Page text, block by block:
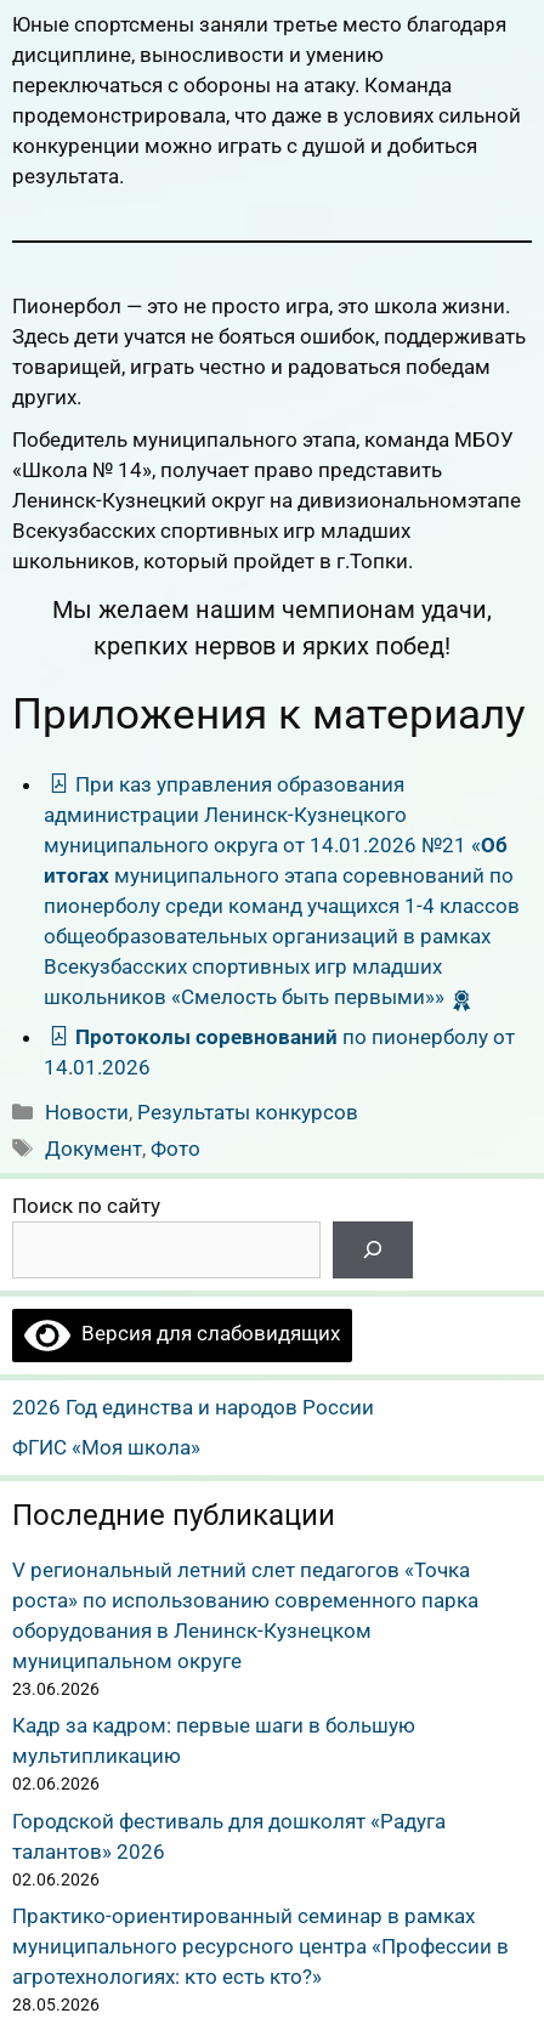
Юные спортсмены заняли третье место благодаря
дисциплине, выносливости и умению
переключаться с обороны на атаку. Команда
продемонстрировала, что даже в условиях сильной
конкуренции можно играть с душой и добиться
результата.
Пионербол — это не просто игра, это школа жизни.
Здесь дети учатся не бояться ошибок, поддерживать
товарищей, играть честно и радоваться победам
других.
Победитель муниципального этапа, команда МБОУ
«Школа № 14», получает право представить
Ленинск-Кузнецкий округ на дивизиональномэтапе
Всекузбасских спортивных игр младших
школьников, который пройдет в г.Топки.
Мы желаем нашим чемпионам удачи,
крепких нервов и ярких побед!
Приложения к материалу
При каз управления образования
администрации Ленинск-Кузнецкого
муниципального округа от 14.01.2026 №21 «Об
итогахмуниципального этапа соревнований по
пионерболу среди команд учащихся 1-4 классов
общеобразовательных организаций в рамках
Всекузбасских спортивных игр младших
школьников «Смелость быть первыми»»
Протоколы соревнований по пионерболу от
14.01.2026
Рубрики
Новости, Результаты конкурсов
Метки
Документ,Фото
Поиск по сайту
Версия для слабовидящих
2026 Год единства и народов России
ФГИС «Моя школа»
Последние публикации
V региональный летний слет педагогов «Точка
роста» по использованию современного парка
оборудования в Ленинск-Кузнецком
муниципальном округе
23.06.2026
Кадр за кадром: первые шаги в большую
мультипликацию
02.06.2026
Городской фестиваль для дошколят «Радуга
талантов» 2026
02.06.2026
Практико-ориентированный семинар в рамках
муниципального ресурсного центра «Профессии в
агротехнологиях: кто есть кто?»
28.05.2026